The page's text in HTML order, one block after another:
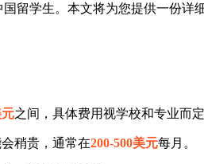
留学生。本文将为您提供一份
元之间，具体费用视学校和专业而定
稍贵，通常在200-500美元每月。